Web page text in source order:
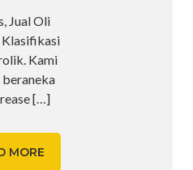
Jual Oli
Klasifikasi
Kami
beraneka
[…]
MORE